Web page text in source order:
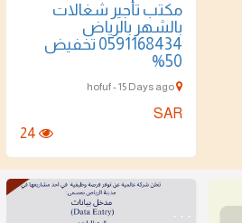
مكتب تأجير شغالات
بالشهر بالرياض
0591168434 تخفيض
50%
SAR